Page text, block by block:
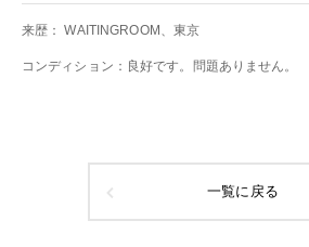
来歴： WAITINGROOM、東京
コンディション：良好です。問題ありません。
一覧に戻る